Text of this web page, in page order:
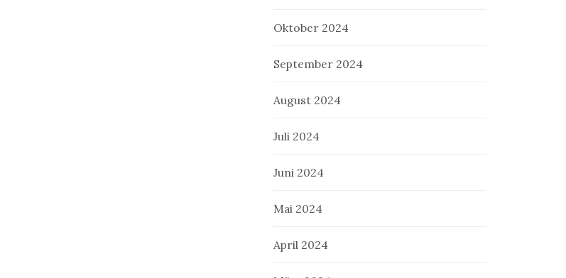
Oktober 2024
September 2024
August 2024
Juli 2024
Juni 2024
Mai 2024
April 2024